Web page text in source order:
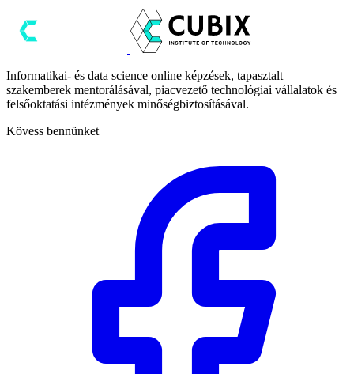
Informatikai- és data science online képzések, tapasztalt
szakemberek mentorálásával, piacvezető technológiai vállalatok és
felsőoktatási intézmények minőségbiztosításával.
Kövess bennünket